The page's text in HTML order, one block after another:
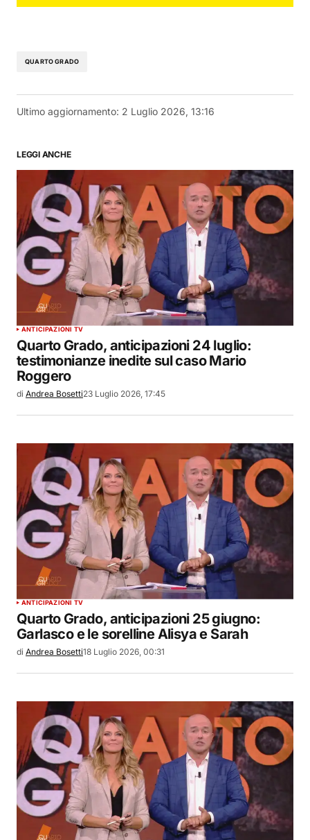
QUARTO GRADO
Ultimo aggiornamento: 2 Luglio 2026, 13:16
LEGGI ANCHE
ANTICIPAZIONI TV
Quarto Grado, anticipazioni 24 luglio:
testimonianze inedite sul caso Mario
Roggero
di Andrea Bosetti23 Luglio 2026, 17:45
ANTICIPAZIONI TV
Quarto Grado, anticipazioni 25 giugno:
Garlasco e le sorelline Alisya e Sarah
di Andrea Bosetti18 Luglio 2026, 00:31